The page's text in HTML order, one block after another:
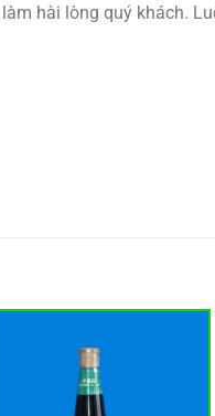
hài lòng quý khách.